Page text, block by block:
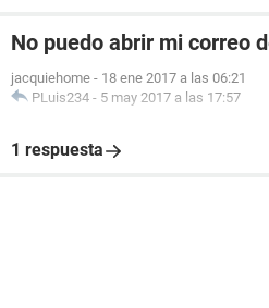
No puedo abrir mi correo
jacquiehome - 18 ene 2017 a las 06:21
PLuis234 - 5 may 2017 a las 17:57
1 respuesta